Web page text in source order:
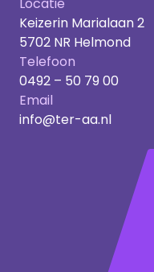
Locatie
Keizerin Marialaan 2
5702 NR Helmond
Telefoon
0492 – 50 79 00
Email
info@ter-aa.nl